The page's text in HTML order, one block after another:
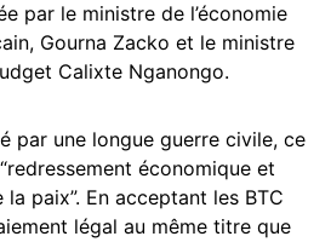
par le ministre de l’économie
Gourna Zacko et le ministre
Calixte Nganongo.
par une longue guerre civile, ce
économique et
paix”. En acceptant les BTC
légal au même titre que